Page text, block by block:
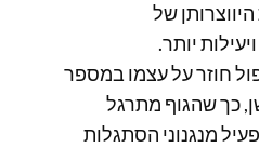
של
יותר.
חוזר על עצמו במספר
כך שהגוף מתרגל
מנגנוני הסתגלות